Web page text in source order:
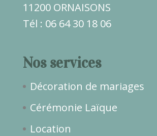
11200 ORNAISONS
Tél : 06 64 30 18 06
Nos services
Décoration de mariages
Cérémonie Laïque
Location